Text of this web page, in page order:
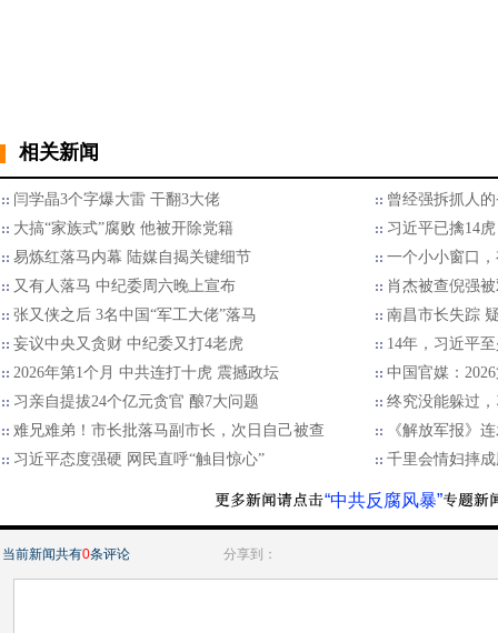
相关新闻
闫学晶3个字爆大雷 干翻3大佬
曾经强拆抓人
大搞“家族式”腐败 他被开除党籍
习近平已擒14
易炼红落马内幕 陆媒自揭关键细节
一个小小窗口
又有人落马 中纪委周六晚上宣布
肖杰被查倪强
张又侠之后 3名中国“军工大佬”落马
南昌市长失踪
妄议中央又贪财 中纪委又打4老虎
14年，习近平
2026年第1个月 中共连打十虎 震撼政坛
中国官媒：
习亲自提拔24个亿元贪官 酿7大问题
终究没能躲过
难兄难弟！市长批落马副市长，次日自己被查
《解放军报》
习近平态度强硬 网民直呼“触目惊心”
千里会情妇摔
“中共反腐风暴”
当前新闻共有0条评论 分享到：